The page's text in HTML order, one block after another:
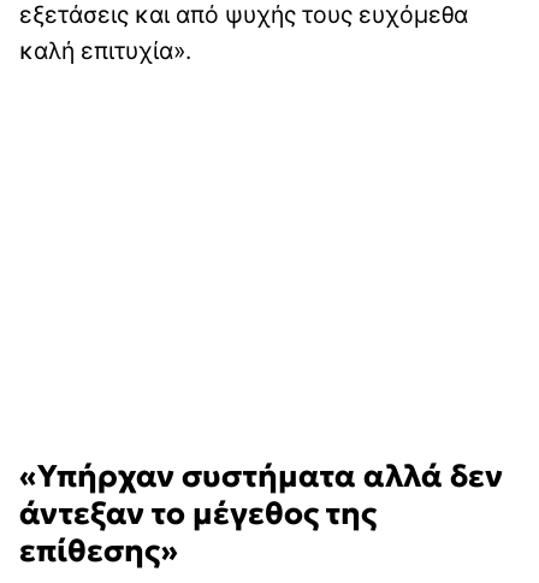
εξετάσεις και από ψυχής τους ευχόμεθα
καλή επιτυχία».
«Υπήρχαν συστήματα αλλά δεν
άντεξαν το μέγεθος της
επίθεσης»